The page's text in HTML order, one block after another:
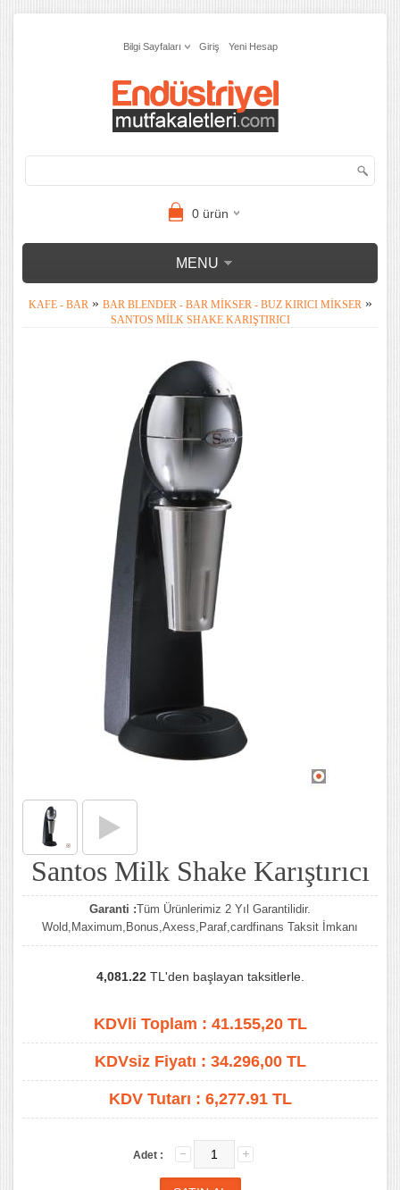
Bilgi Sayfaları Giriş Yeni Hesap
0ürün
MENU
KAFE - BAR » BAR BLENDER - BAR MIKSER - BUZ KIRICI MIKSER »
SANTOS MILK SHAKE KARIŞTIRICI
Santos Milk Shake Karıştırıcı
Garanti :Tüm Ürünlerimiz 2 Yıl Garantilidir.
Wold,Maximum,Bonus,Axess,Paraf,cardfinans Taksit İmkanı
4,081.22TL'den başlayan taksitlerle.
KDVli Toplam : 41.155,20TL
KDVsiz Fiyatı : 34.296,00TL
KDV Tutarı : 6,277.91 TL
Adet :